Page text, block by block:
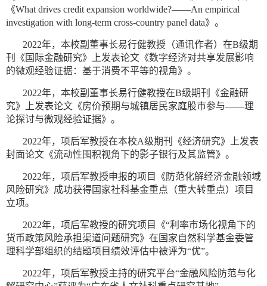
《What drives credit expansion worldwide?——An empirical
investigation with long-term cross-country panel data》。
2022年，本校副董事长易行健教授（通讯作者）在B级期
刊《国际金融研究》上发表论文《数字经济对共享发展影响
的微观经验证据：基于消费不平等的视角》。
2022年，本校副董事长易行健教授在B级期刊《金融研
究》上发表论文《房价预期与城镇居民家庭股市参与——理
论探讨与微观经验证据》。
2022年，项后军教授在本校A级期刊《经济研究》上发表
封面论文《流动性囤积视角下的影子银行及其监管》。
2022年，项后军教授申报的项目《防范化解经济金融领域
风险研究》成功获得国家社科基金重点（重大转重点）项目
立项。
2022年，项后军教授的研究项目《“利率市场化视角下的
货币政策风险承担渠道问题研究》在国家自然科学基金委管
理科学部组织的结题项目绩效评估中被评为“优”。
2022年，项后军教授主持的研究平台“金融风险防范与化